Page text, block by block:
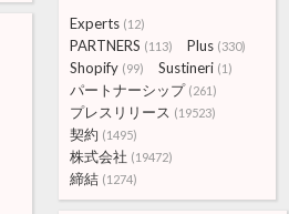
Experts (12)
PARTNERS (113) Plus (330)
Shopify (99) Sustineri (1)
パートナーシップ (261)
プレスリリース (19523)
契約 (1495)
株式会社 (19472)
締結 (1274)